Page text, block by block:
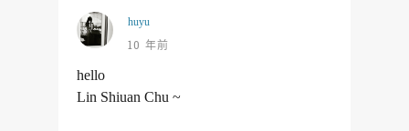
huyu
10 年前
hello
Lin Shiuan Chu ~